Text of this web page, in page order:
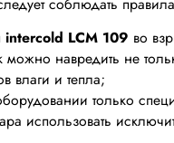
соблюдать
intercold LCM 109 во
навредить не
влаги и тепла;
только
использовать